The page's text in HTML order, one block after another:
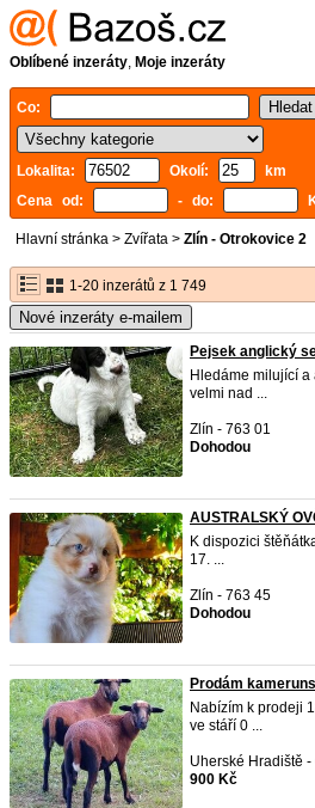
Oblíbené inzeráty, Moje inzeráty
Co:
Lokalita: Okolí:
km
Cena od:
- do:
Hlavní stránka > Zvířata > Zlín - Otrokovice 2
1-20 inzerátů z 1 749
Nové inzeráty e-mailem
Pejsek anglický
Hledáme milující
velmi nad ...
Zlín - 763 01
Dohodou
AUSTRALSKÝ
K dispozici
17. ...
Zlín - 763 45
Dohodou
Prodám
Nabízím k prodeji
ve stáří 0 ...
Uherské Hradiště
900 Kč